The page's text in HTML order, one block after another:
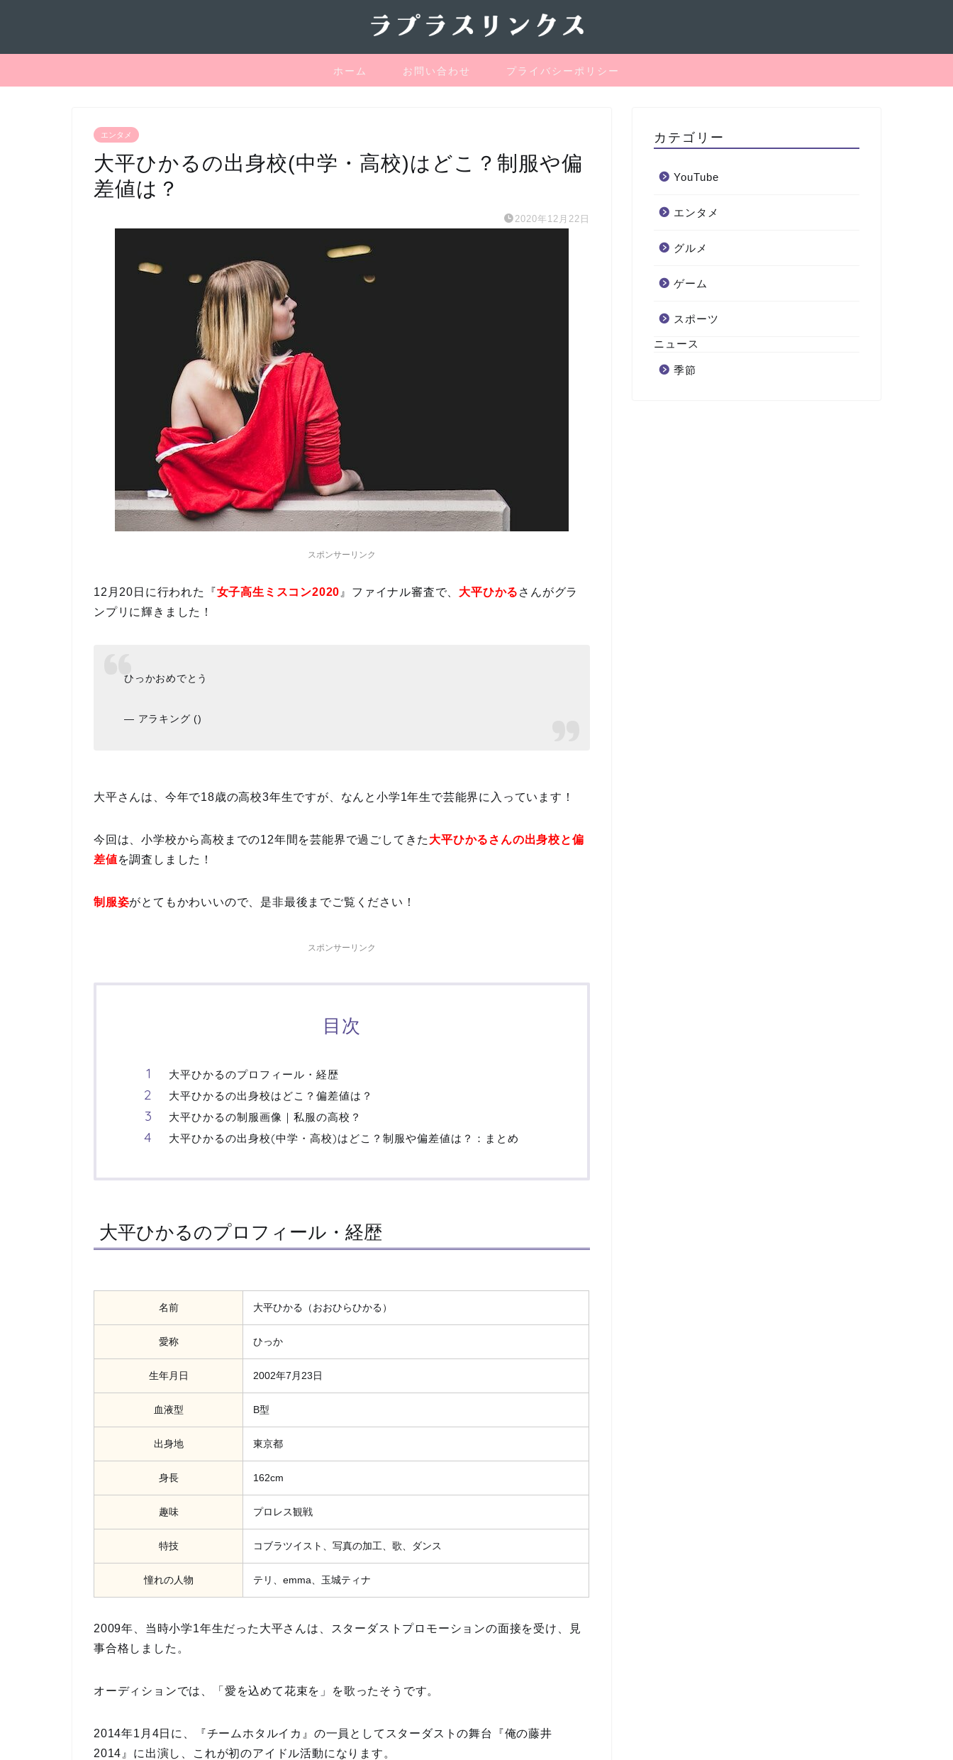
ホーム お問い合わせ プライバシーポリシー
エンタメ
大平ひかるの出身校(中学・高校)はどこ？制服や偏
差値は？
2020年12月22日
スポンサーリンク
12月20日に行われた『女子高生ミスコン2020 』ファイナル審査で、 大平ひかる さんがグラ
ンプリに輝きました！
ひっかおめでとう
— アラキング ()
大平さんは、今年で18歳の高校3年生ですが、なんと小学1年生で芸能界に入っています！
今回は、小学校から高校までの12年間を芸能界で過ごしてきた 大平ひかるさんの出身校と偏
差値を調査しました！
制服姿がとてもかわいいので、是非最後までご覧ください！
スポンサーリンク
目次
大平ひかるのプロフィール・経歴
大平ひかるの出身校はどこ？偏差値は？
大平ひかるの制服画像｜私服の高校？
大平ひかるの出身校(中学・高校)はどこ？制服や偏差値は？：まとめ
大平ひかるのプロフィール・経歴
名前 大平ひかる（おおひらひかる）
愛称 ひっか
生年月日 2002年7月23日
血液型 B型
出身地 東京都
身長 162cm
趣味 プロレス観戦
特技 コブラツイスト、写真の加工、歌、ダンス
憧れの人物 テリ、emma、玉城ティナ
2009年、当時小学1年生だった大平さんは、スターダストプロモーションの面接を受け、見
事合格しました。
オーディションでは、「愛を込めて花束を」を歌ったそうです。
2014年1月4日に、『チームホタルイカ』の一員としてスターダストの舞台『俺の藤井
2014』に出演し、これが初のアイドル活動になります。
カテゴリー
YouTube
エンタメ
グルメ
ゲーム
スポーツ
ニュース
季節